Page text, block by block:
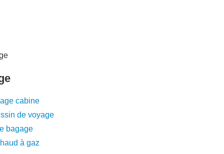
cabine
de voyage
bagage
à gaz